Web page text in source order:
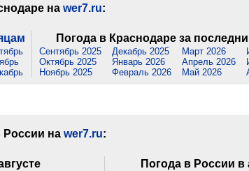
на wer7.ru:
Погода в Краснодаре за
Сентябрь 2025 Декабрь 2025 Март 2026
Октябрь 2025 Январь 2026 Апрель 2026
Ноябрь 2025 Февраль 2026 Май 2026
России на wer7.ru:
Погода в России в